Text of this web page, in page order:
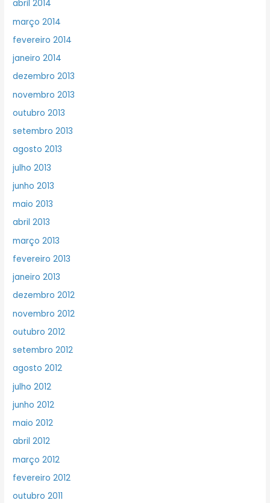
abril 2014
março 2014
fevereiro 2014
janeiro 2014
dezembro 2013
novembro 2013
outubro 2013
setembro 2013
agosto 2013
julho 2013
junho 2013
maio 2013
abril 2013
março 2013
fevereiro 2013
janeiro 2013
dezembro 2012
novembro 2012
outubro 2012
setembro 2012
agosto 2012
julho 2012
junho 2012
maio 2012
abril 2012
março 2012
fevereiro 2012
outubro 2011